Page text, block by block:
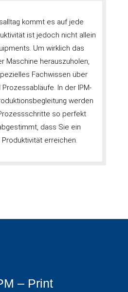
kommt es auf jede
ist jedoch nicht allein
Um wirklich das
Maschine herauszuholen,
Fachwissen über
In der IPM-
werden
so perfekt
dass Sie ein
Produktivität erreichen.
– Print